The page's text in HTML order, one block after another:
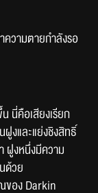
ความตายกำลังรอ
นี่คือเสียงเรียก
งและแย่งชิงสิทธิ์
ฝูงหนึ่งมีความ
ด้วย
อง Darkin